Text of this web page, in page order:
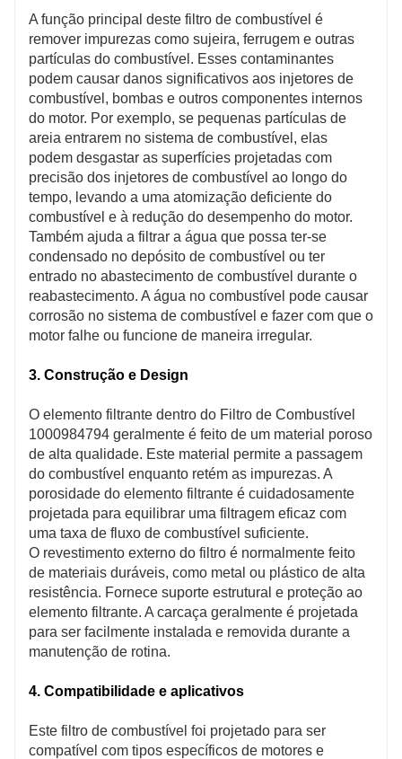
A função principal deste filtro de combustível é
remover impurezas como sujeira, ferrugem e outras
partículas do combustível. Esses contaminantes
podem causar danos significativos aos injetores de
combustível, bombas e outros componentes internos
do motor. Por exemplo, se pequenas partículas de
areia entrarem no sistema de combustível, elas
podem desgastar as superfícies projetadas com
precisão dos injetores de combustível ao longo do
tempo, levando a uma atomização deficiente do
combustível e à redução do desempenho do motor.
Também ajuda a filtrar a água que possa ter-se
condensado no depósito de combustível ou ter
entrado no abastecimento de combustível durante o
reabastecimento. A água no combustível pode causar
corrosão no sistema de combustível e fazer com que o
motor falhe ou funcione de maneira irregular.
3. Construção e Design
O elemento filtrante dentro do Filtro de Combustível
1000984794 geralmente é feito de um material poroso
de alta qualidade. Este material permite a passagem
do combustível enquanto retém as impurezas. A
porosidade do elemento filtrante é cuidadosamente
projetada para equilibrar uma filtragem eficaz com
uma taxa de fluxo de combustível suficiente.
O revestimento externo do filtro é normalmente feito
de materiais duráveis, como metal ou plástico de alta
resistência. Fornece suporte estrutural e proteção ao
elemento filtrante. A carcaça geralmente é projetada
para ser facilmente instalada e removida durante a
manutenção de rotina.
4. Compatibilidade e aplicativos
Este filtro de combustível foi projetado para ser
compatível com tipos específicos de motores e